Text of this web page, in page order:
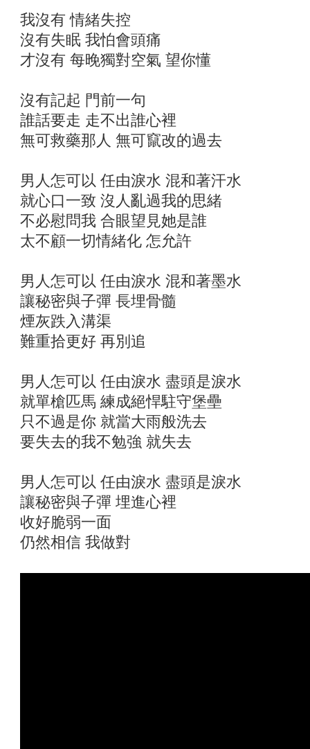
我沒有 情緒失控
沒有失眠 我怕會頭痛
才沒有 每晚獨對空氣 望你懂
沒有記起 門前一句
誰話要走 走不出誰心裡
無可救藥那人 無可竄改的過去
男人怎可以 任由淚水 混和著汗水
就心口一致 沒人亂過我的思緒
不必慰問我 合眼望見她是誰
太不顧一切情緒化 怎允許
男人怎可以 任由淚水 混和著墨水
讓秘密與子彈 長埋骨髓
煙灰跌入溝渠
難重拾更好 再別追
男人怎可以 任由淚水 盡頭是淚水
就單槍匹馬 練成絕悍駐守堡壘
只不過是你 就當大雨般洗去
要失去的我不勉強 就失去
男人怎可以 任由淚水 盡頭是淚水
讓秘密與子彈 埋進心裡
收好脆弱一面
仍然相信 我做對